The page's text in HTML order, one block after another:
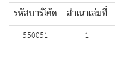
รหัสบาร์โค้ด
สำเนาเล่มที่
550051 1